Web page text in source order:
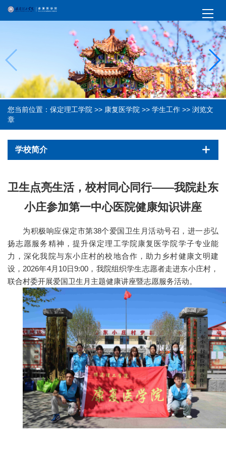
您当前位置： 保定理工学院 >> 康复医学院 >> 学生工作 >> 浏览文
章
学校简介
卫生点亮生活，校村同心同行——我院赴东
小庄参加第一中心医院健康知识讲座
为积极响应保定市第38个爱国卫生月活动号召，进一步弘
扬志愿服务精神，提升保定理工学院康复医学院学子专业能
力，深化我院与东小庄村的校地合作，助力乡村健康文明建
设，2026年4月10日9:00，我院组织学生志愿者走进东小庄村，
联合村委开展爱国卫生月主题健康讲座暨志愿服务活动。